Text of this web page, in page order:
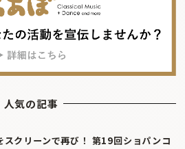
人気の記事
スクリーンで再び！ 第19回ショパンコ